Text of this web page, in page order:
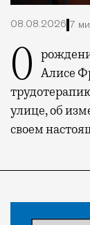
08.08.2026 7
О рождении за границей благодаря бабушке Алисе
улице, об
своем